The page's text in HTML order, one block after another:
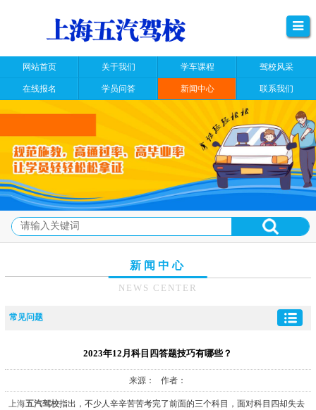
网站首页 关于我们 学车课程 驾校风采
在线报名 学员问答 新闻中心 联系我们
新闻中心
NEWS CENTER
常见问题
2023年12月科目四答题技巧有哪些？
来源： 作者：
上海五汽驾校指出，不少人辛辛苦苦考完了前面的三个科目，面对科目四却失去